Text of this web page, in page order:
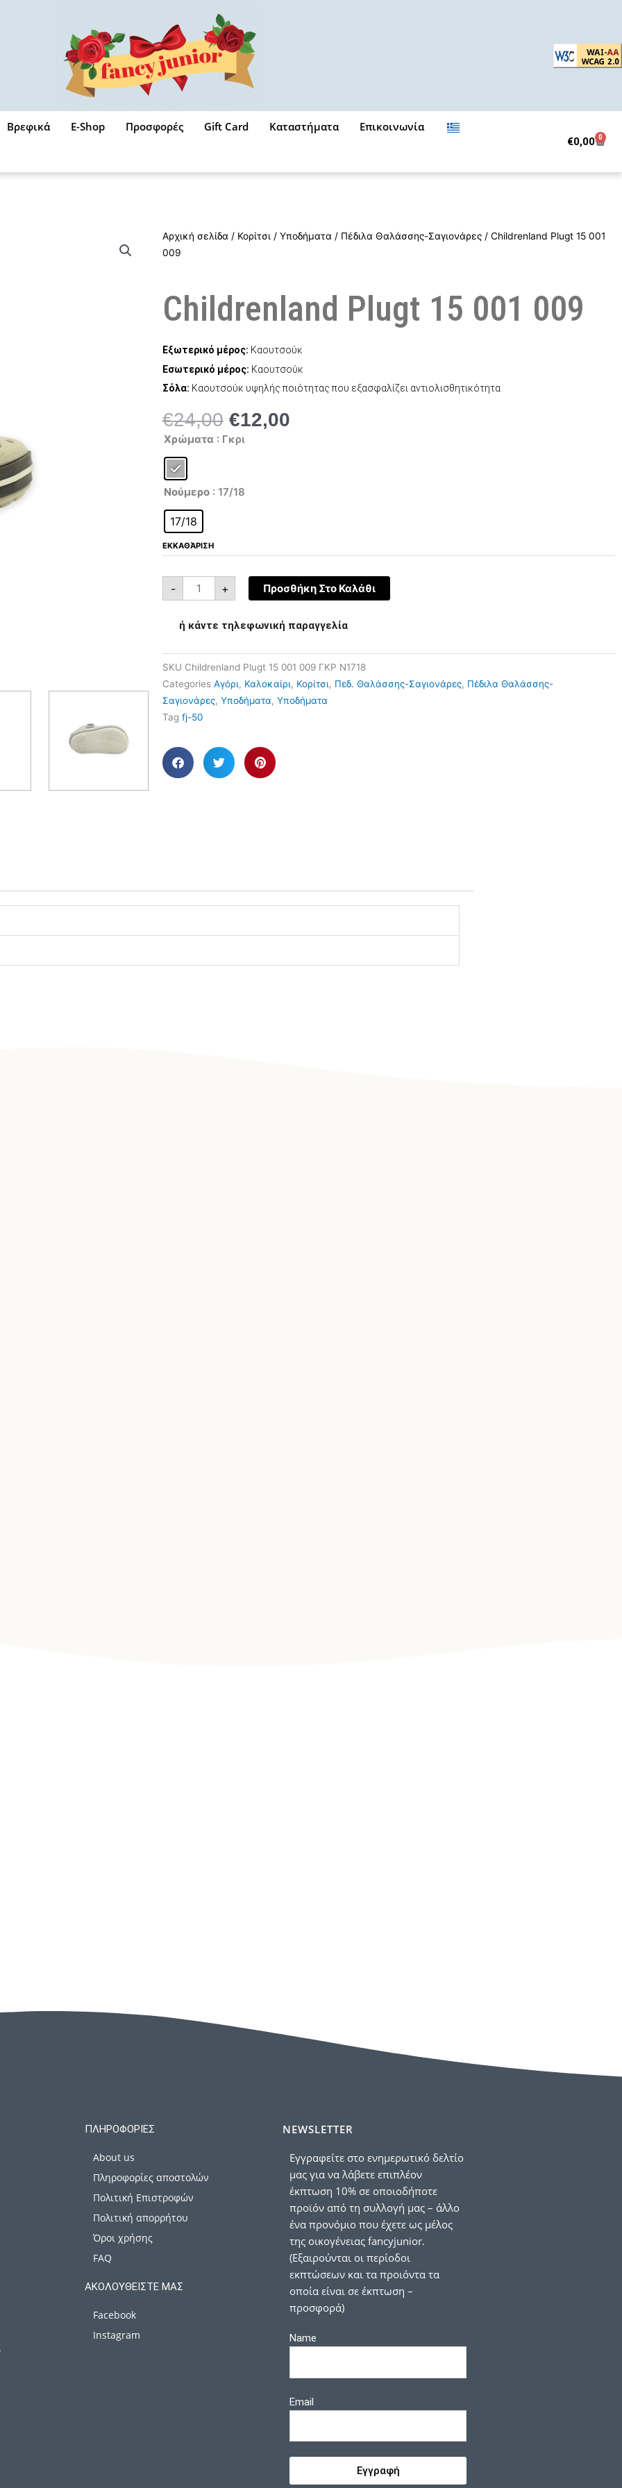
Βρεφικά E-Shop Προσφορές Gift Card Καταστήματα Επικοινωνία
€0,00 0
Cart
Αρχική σελίδα / Κορίτσι / Υποδήματα / Πέδιλα Θαλάσσης-Σαγιονάρες / Childrenland Plugt 15 001
009
Childrenland Plugt 15 001 009
Εξωτερικό μέρος: Kαουτσούκ
Εσωτερικό μέρος: Kαουτσούκ
Σόλα: Kαουτσούκ υψηλής ποιότητας που εξασφαλίζει αντιολισθητικότητα
€24,00 Original
price
€12,00
Χρώματα : Γκρι
Νούμερο : 17/18
17/18
ΕΚΚΑΘΆΡΙΣΗ
-
Childrenland
Plugt
15
009
ποσότητα
+ Προσθήκη Στο Καλάθι
ή κάντε τηλεφωνική παραγγελία
SKU Childrenland Plugt 15 001 009 ΓΚΡ N1718
Categories Αγόρι, Καλοκαίρι, Κορίτσι, Πεδ. Θαλάσσης-Σαγιονάρες, Πέδιλα Θαλάσσης-
Σαγιονάρες, Υποδήματα, Υποδήματα
Tag fj-50
ΠΛΗΡΟΦΟΡΊΕΣ
About us
Πληροφορίες αποστολών
Πολιτική Επιστροφών
Πολιτική απορρήτου
Όροι χρήσης
FAQ
ΑΚΟΛΟΥΘΕΊΣΤΕ ΜΑΣ
Facebook
Instagram
NEWSLETTER
Εγγραφείτε στο ενημερωτικό δελτίο
μας για να λάβετε επιπλέον
έκπτωση 10% σε οποιοδήποτε
προϊόν από τη συλλογή μας – άλλο
ένα προνόμιο που έχετε ως μέλος
της οικογένειας fancyjunior.
(Εξαιρούνται οι περίοδοι
εκπτώσεων και τα προιόντα τα
οποία είναι σε έκπτωση –
προσφορά)
Name
Email
Εγγραφή